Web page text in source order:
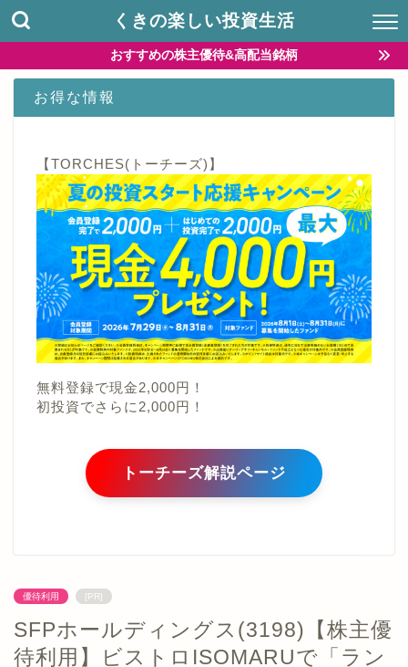
くきの楽しい投資生活
おすすめの株主優待&高配当銘柄
お得な情報
【TORCHES(トーチーズ)】
無料登録で現金2,000円！
初投資でさらに2,000円！
トーチーズ解説ページ
優待利用 [PR]
SFPホールディングス(3198)【株主優
待利用】ビストロISOMARUで「ラン